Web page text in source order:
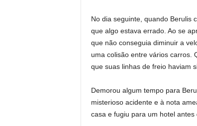
No dia seguinte, quando Berulis
que algo estava errado. Ao se
que não conseguia diminuir a
uma colisão entre vários carros.
que suas linhas de freio haviam
Demorou algum tempo para
misterioso acidente e à nota
casa e fugiu para um hotel